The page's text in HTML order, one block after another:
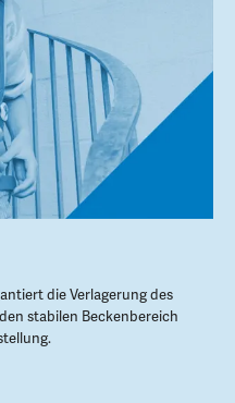
die Verlagerung des
stabilen Beckenbereich